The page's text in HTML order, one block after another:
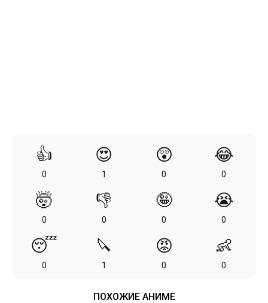
👍
0
😍
1
😲
0
😂
0
🤯
0
👎
0
🤪
0
😭
0
😴
0
🔪
1
😡
0
👶
0
ПОХОЖИЕ АНИМЕ